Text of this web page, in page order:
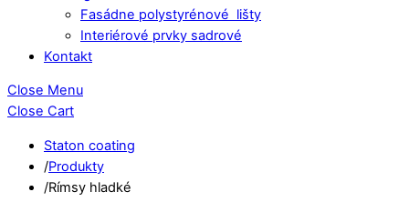
Fasádne polystyrénové lišty
Interiérové prvky sadrové
Kontakt
Close Menu
Close Cart
Staton coating
/Produkty
/Rímsy hladké